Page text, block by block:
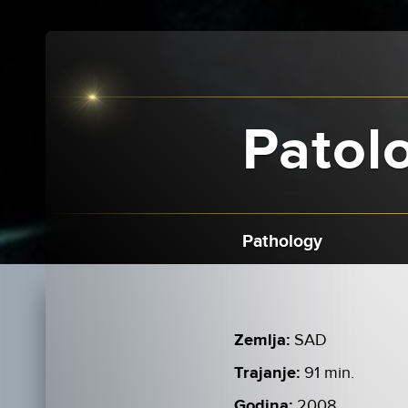
Pathology
Zemlja: SAD
Trajanje: 91 min.